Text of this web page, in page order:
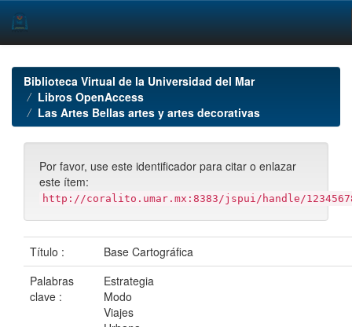
navigationBiblioteca Virtual de la Universidad del Mar
Libros OpenAccess
Las Artes Bellas artes y artes decorativas
Por favor, use este identificador para citar o enlazar
este ítem:
http://coralito.umar.mx:8383/jspui/handle/
Título :
Base Cartográfica
Palabras
clave :
Estrategia
Modo
Viajes